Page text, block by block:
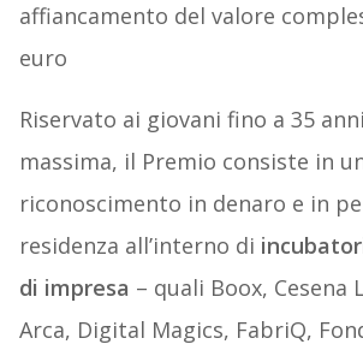
affiancamento del valore
euro
Riservato ai giovani fino a 35
massima, il Premio consiste in
riconoscimento in denaro e in
residenza all’interno di
di impresa – quali Boox, Cesena
Arca, Digital Magics, FabriQ,